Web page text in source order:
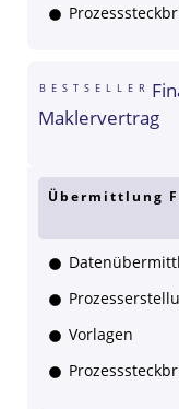
BESTSELLER
Maklervertrag
Übermittlung
Vorlagen